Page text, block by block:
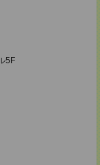
5F